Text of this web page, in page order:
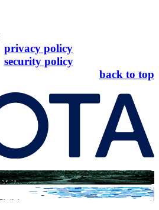
privacy policy
security policy
back to top